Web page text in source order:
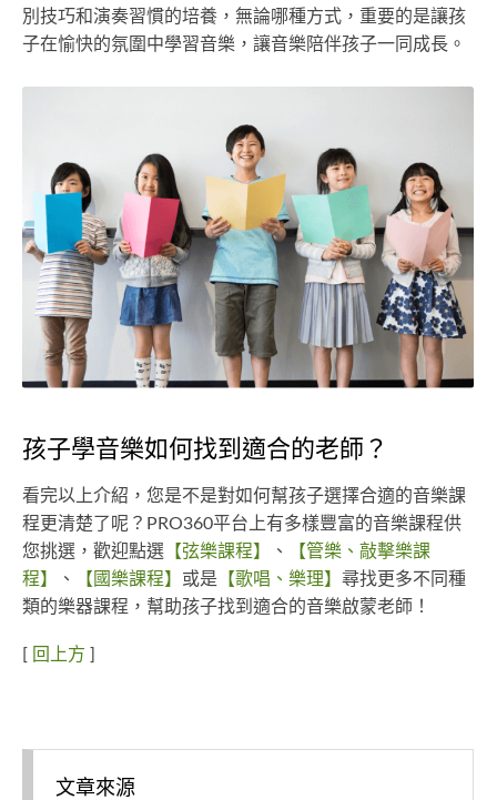
別技巧和演奏習慣的培養，無論哪種方式，重要的是讓孩
子在愉快的氛圍中學習音樂，讓音樂陪伴孩子一同成長。
孩子學音樂如何找到適合的老師？
看完以上介紹，您是不是對如何幫孩子選擇合適的音樂課
程更清楚了呢？PRO360平台上有多樣豐富的音樂課程供
您挑選，歡迎點選 【弦樂課程】 、
【管樂、敲擊樂課
程】
、 【國樂課程】 或是 【歌唱、樂理】 尋找更多不同種
類的樂器課程，幫助孩子找到適合的音樂啟蒙老師！
[ 回上方 ]
文章來源